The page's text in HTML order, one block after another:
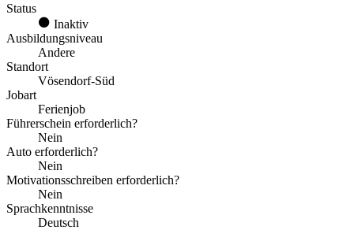
Status
Inaktiv
Ausbildungsniveau
Andere
Standort
Vösendorf-Süd
Jobart
Ferienjob
Führerschein erforderlich?
Nein
Auto erforderlich?
Nein
Motivationsschreiben erforderlich?
Nein
Sprachkenntnisse
Deutsch